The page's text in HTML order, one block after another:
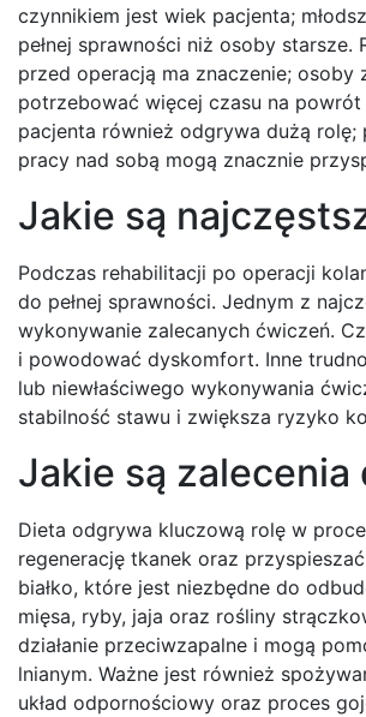
czynnikiem jest wiek pacjenta;
pełnej sprawności niż osoby
przed operacją ma znaczenie;
potrzebować więcej czasu na
pacjenta również odgrywa dużą
pracy nad sobą mogą znacznie
Jakie są
Podczas rehabilitacji po operacji
do pełnej sprawności. Jednym z
wykonywanie zalecanych ćwiczeń.
i powodować dyskomfort. Inne
lub niewłaściwego wykonywania
stabilność stawu i zwiększa ryzyko
Jakie są
Dieta odgrywa kluczową rolę w
regenerację tkanek oraz
białko, które jest niezbędne do
mięsa, ryby, jaja oraz rośliny
działanie przeciwzapalne i mogą
lnianym. Ważne jest również
układ odpornościowy oraz proces